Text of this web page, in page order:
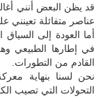
قد يظن البعض أنني
عناصر متفائلة تعينني
أما العودة إلى
في إطارها الطبيعي
القادم من التطورات.
نحن لسنا بنهاية
التحولات التي تصيب